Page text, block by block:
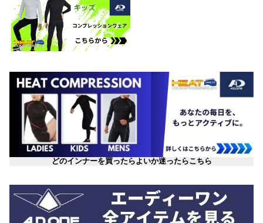
どのインナーを買ったらよいか迷ったらこちら